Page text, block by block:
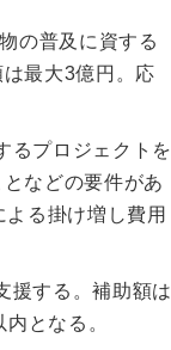
の普及に資する
最大3億円。応
るプロジェクトを
などの要件があ
る掛け増し費用
援する。補助額は
となる。